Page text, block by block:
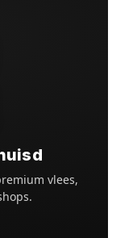
vlees,